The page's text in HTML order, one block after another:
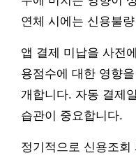
연체 시에는 신용불
앱 결제 미납을 사전
용점수에 대한 영향
개합니다. 자동 결제
습관이 중요합니다.
정기적으로 신용조